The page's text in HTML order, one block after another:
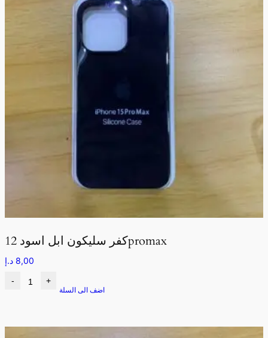
كفر سليكون ابل اسود 12promax
8,00 د.إ
- +
اضف الى السلة